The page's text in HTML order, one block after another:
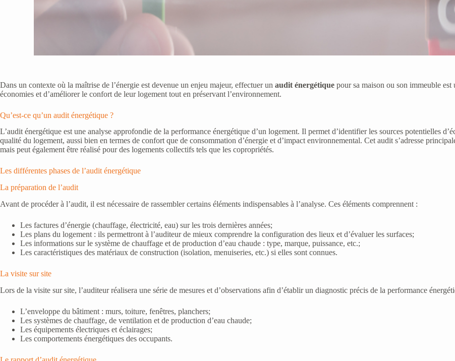
Dans un contexte où la maîtrise de l’énergie est devenue un enjeu majeur, effectuer un audit énergétique pour sa maison ou son immeuble
économies et d’améliorer le confort de leur logement tout en préservant l’environnement.
Qu’est-ce qu’un audit énergétique ?
L’audit énergétique est une analyse approfondie de la performance énergétique d’un logement. Il permet d’identifier les sources potentielles
qualité du logement, aussi bien en termes de confort que de consommation d’énergie et d’impact environnemental. Cet audit s’adresse
mais peut également être réalisé pour des logements collectifs tels que les copropriétés.
Les différentes phases de l’audit énergétique
La préparation de l’audit
Avant de procéder à l’audit, il est nécessaire de rassembler certains éléments indispensables à l’analyse. Ces éléments comprennent :
Les factures d’énergie (chauffage, électricité, eau) sur les trois dernières années;
Les plans du logement : ils permettront à l’auditeur de mieux comprendre la configuration des lieux et d’évaluer les surfaces;
Les informations sur le système de chauffage et de production d’eau chaude : type, marque, puissance, etc.;
Les caractéristiques des matériaux de construction (isolation, menuiseries, etc.) si elles sont connues.
La visite sur site
Lors de la visite sur site, l’auditeur réalisera une série de mesures et d’observations afin d’établir un diagnostic précis de la performance
L’enveloppe du bâtiment : murs, toiture, fenêtres, planchers;
Les systèmes de chauffage, de ventilation et de production d’eau chaude;
Les équipements électriques et éclairages;
Les comportements énergétiques des occupants.